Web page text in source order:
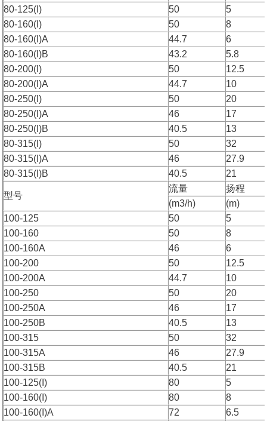
80-125(I)
50
5
80-160(I)
50
8
80-160(I)A
44.7
6
80-160(I)B
43.2
5.8
80-200(I)
50
12.5
80-200(I)A
44.7
10
80-250(I)
50
20
80-250(I)A
46
17
80-250(I)B
40.5
13
80-315(I)
50
32
80-315(I)A
46
27.9
80-315(I)B
40.5 21
型号
流量
扬程
(m3/h)
(m)
100-125
50
5
100-160
50
8
100-160A
46
6
100-200
50
12.5
100-200A
44.7
10
100-250
50
20
100-250A
46
17
100-250B
40.5
13
100-315
50
32
100-315A
46
27.9
100-315B
40.5
21
100-125(I)
80
5
100-160(I)
80
8
100-160(I)A
72
6.5